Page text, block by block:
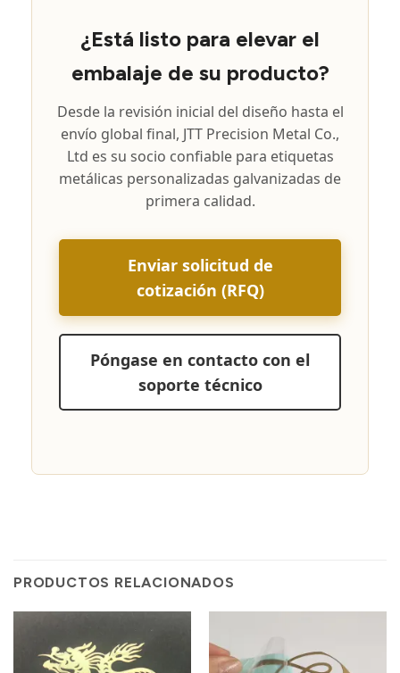
¿Está listo para elevar el
embalaje de su producto?
Desde la revisión inicial del diseño hasta el
envío global final, JTT Precision Metal Co.,
Ltd es su socio confiable para etiquetas
metálicas personalizadas galvanizadas de
primera calidad.
Enviar solicitud de
cotización (RFQ)
Póngase en contacto con el
soporte técnico
PRODUCTOS RELACIONADOS